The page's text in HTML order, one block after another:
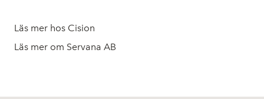
Läs mer hos Cision
Läs mer om Servana AB